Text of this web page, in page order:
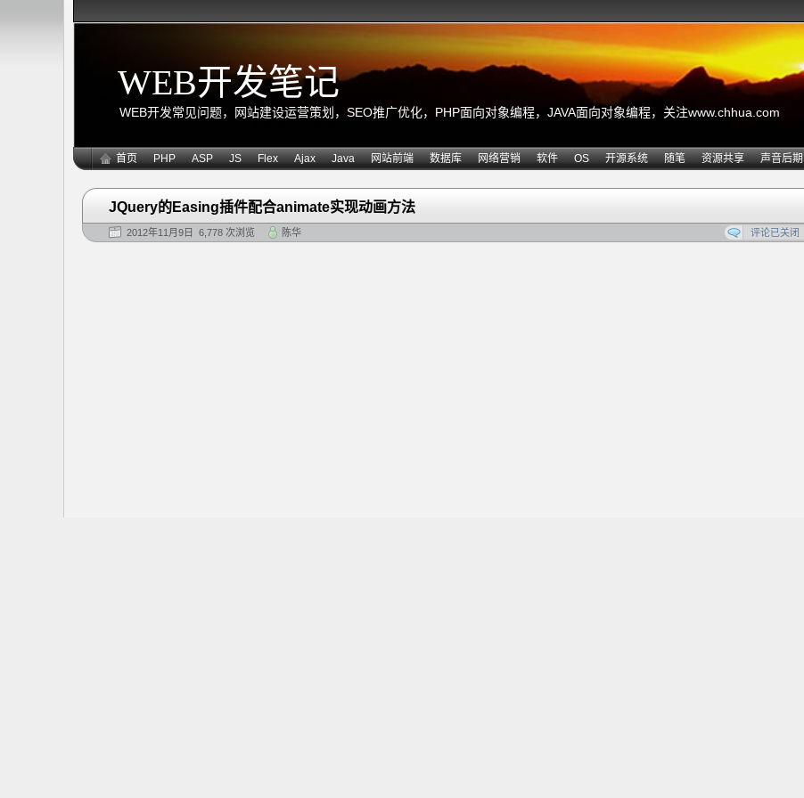
WEB开发笔记
WEB开发常见问题，网站建设运营策划，SEO推广优化，PHP面向对象编程，JAVA面向对象编程，关注www.chhua.com
首页 PHP ASP JS Flex Ajax Java 网站前端 数据库 网络营销 软件 OS 开源系统 随笔 资源共享 声音后期
JQuery的Easing插件配合animate实现动画方法
2012年11月9日 6,778 次浏览 陈华 评论已关闭